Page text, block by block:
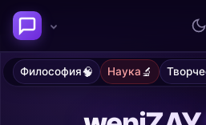
Последние темы
Философия сознания:
Философия🧠 Наука🔬